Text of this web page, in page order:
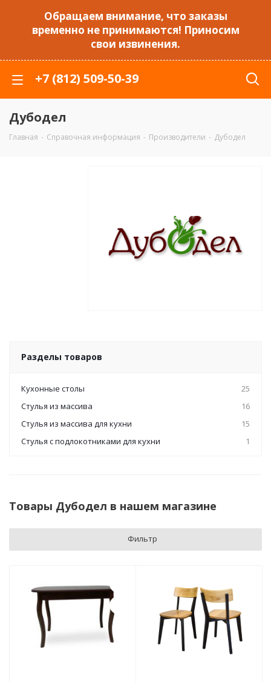
Обращаем внимание, что заказы
временно не принимаются! Приносим
свои извинения.
+7 (812) 509-50-39
Дубодел
Главная - Справочная информация - Производители - Дубодел
Разделы товаров
Кухонные столы
25
Стулья из массива
16
Стулья из массива для кухни
15
Стулья с подлокотниками для кухни
1
Товары Дубодел в нашем магазине
Фильтр